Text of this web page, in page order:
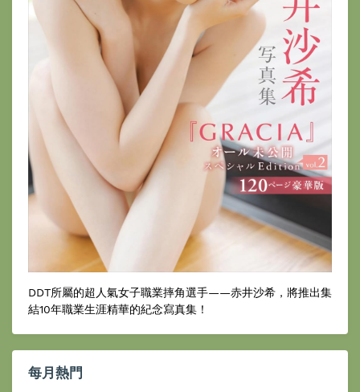
DDT所屬的超人氣女子職業摔角選手——赤井沙希，將推出集
結10年職業生涯精華的紀念寫真集！
每月熱門